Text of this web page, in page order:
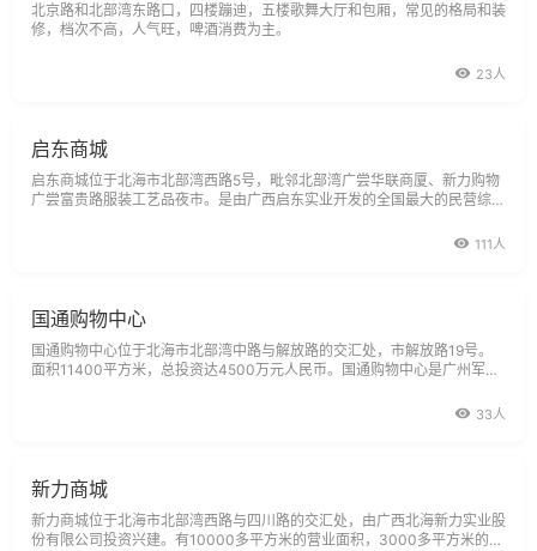
北京路和北部湾东路口，四楼蹦迪，五楼歌舞大厅和包厢，常见的格局和装
修，档次不高，人气旺，啤酒消费为主。
23人
启东商城
启东商城位于北海市北部湾西路5号，毗邻北部湾广尝华联商厦、新力购物
广尝富贵路服装工艺品夜市。是由广西启东实业开发的全国最大的民营综合
前北海市最大的商场，设有百货、食品、文具、家电、针棉、服纺、皮具、
111人
国通购物中心
国通购物中心位于北海市北部湾中路与解放路的交汇处，市解放路19号。
面积11400平方米，总投资达4500万元人民币。国通购物中心是广州军区
婚纱艺术摄影、服装专卖店及银行储蓄所为主；二楼是经营港澳台及国内外
33人
新力商城
新力商城位于北海市北部湾西路与四川路的交汇处，由广西北海新力实业股
份有限公司投资兴建。有10000多平方米的营业面积，3000多平方米的停